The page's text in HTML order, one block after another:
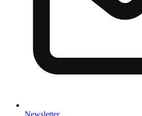
Newsletter